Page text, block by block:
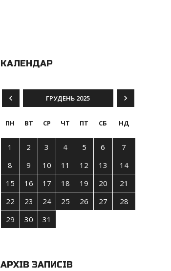
КАЛЕНДАР
ГРУДЕНЬ 2025
ПН ВТ СР ЧТ ПТ СБ НД
1 2 3 4 5 6
7
8
9 10 11 12 13
14
15
16 17 18 19 20
21
22
23 24 25 26 27
28
29
30 31
АРХІВ ЗАПИСІВ